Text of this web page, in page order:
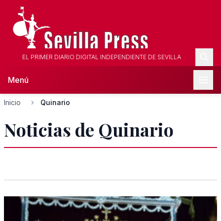
EL PRIMER DIARIO DIGITAL INDEPENDIENTE DE SEVILLA
Menú
Inicio Quinario
Noticias de Quinario